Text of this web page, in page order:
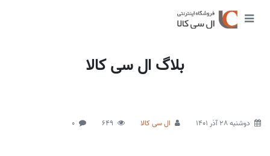
بلاگ ال سی کالا
دوشنبه 28 آذر 1401 ال سی کالا 649
0